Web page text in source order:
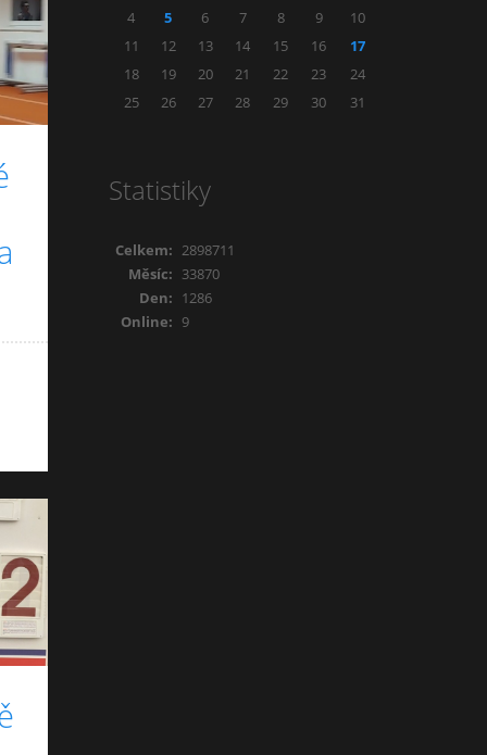
4
5 6 7 8 9
10
11
12 13 14 15 16
17
18
19 20 21 22 23
24
25
26 27 28 29 30 31
Statistiky
Online: 9
Celkem: 2898711
Měsíc: 33870
Den: 1286